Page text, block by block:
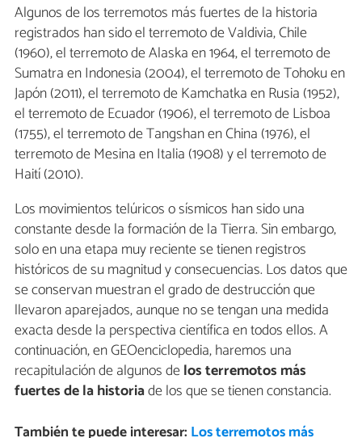
Algunos de los terremotos más fuertes de la historia
registrados han sido el terremoto de Valdivia, Chile
(1960), el terremoto de Alaska en 1964, el terremoto de
Sumatra en Indonesia (2004), el terremoto de Tohoku en
Japón (2011), el terremoto de Kamchatka en Rusia (1952),
el terremoto de Ecuador (1906), el terremoto de Lisboa
(1755), el terremoto de Tangshan en China (1976), el
terremoto de Mesina en Italia (1908) y el terremoto de
Haití (2010).
Los movimientos telúricos o sísmicos han sido una
constante desde la formación de la Tierra. Sin embargo,
solo en una etapa muy reciente se tienen registros
históricos de su magnitud y consecuencias. Los datos que
se conservan muestran el grado de destrucción que
llevaron aparejados, aunque no se tengan una medida
exacta desde la perspectiva científica en todos ellos. A
continuación, en GEOenciclopedia, haremos una
recapitulación de algunos delos terremotos más
fuertes de la historiade los que se tienen constancia.
También te puede interesar: Los terremotos más